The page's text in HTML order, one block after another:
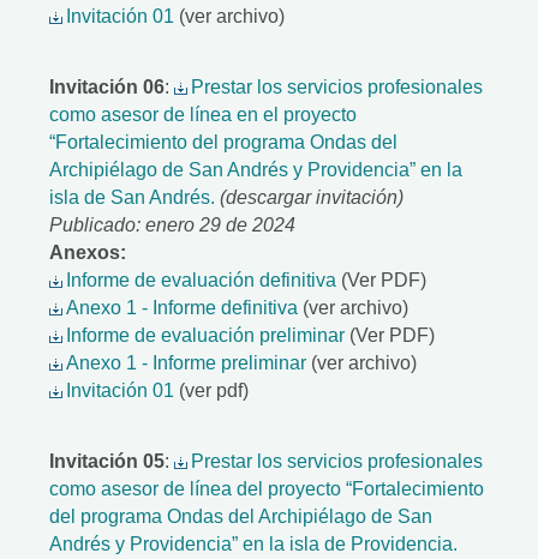
Invitación 01 (ver archivo)
Invitación 06:
Prestar los servicios profesionales
como asesor de línea en el proyecto
“Fortalecimiento del programa Ondas del
Archipiélago de San Andrés y Providencia” en la
isla de San Andrés. (descargar invitación)
Publicado: enero 29 de 2024
Anexos:
Informe de evaluación definitiva (Ver PDF)
Anexo 1 - Informe definitiva (ver archivo)
Informe de evaluación preliminar(Ver PDF)
Anexo 1 - Informe preliminar(ver archivo)
Invitación 01 (ver pdf)
Invitación 05:
Prestar los servicios profesionales
como asesor de línea del proyecto “Fortalecimiento
del programa Ondas del Archipiélago de San
Andrés y Providencia” en la isla de Providencia.